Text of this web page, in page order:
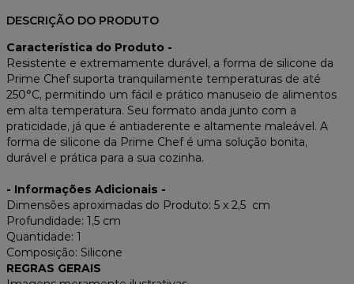
DESCRIÇÃO DO PRODUTO
Característica do Produto -
Resistente e extremamente durável, a forma de silicone da
Prime Chef suporta tranquilamente temperaturas de até
250°C, permitindo um fácil e prático manuseio de alimentos
em alta temperatura. Seu formato anda junto com a
praticidade, já que é antiaderente e altamente maleável. A
forma de silicone da Prime Chef é uma solução bonita,
durável e prática para a sua cozinha.
- Informações Adicionais -
Dimensões aproximadas do Produto: 5 x 2,5 cm
Profundidade: 1,5 cm
Quantidade: 1
Composição: Silicone
REGRAS GERAIS